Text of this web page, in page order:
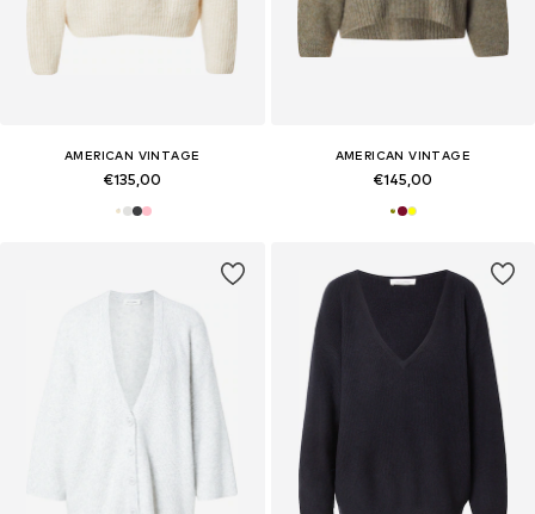
AMERICAN VINTAGE
€135,00
AMERICAN VINTAGE
€145,00